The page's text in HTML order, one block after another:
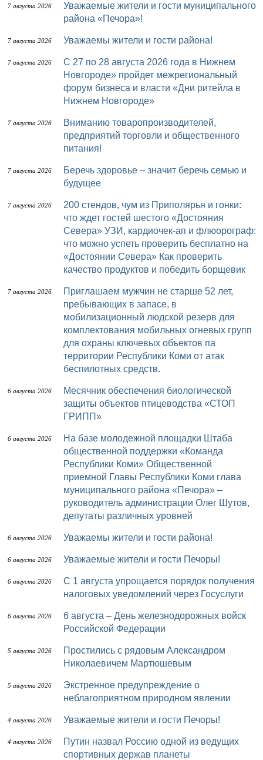
7 августа 2026
Уважаемые жители и гости муниципального
района «Печора»!
7 августа 2026 Уважаемы жители и гости района!
7 августа 2026
с 27 по 28 августа 2026 года в Нижнем
Новгороде» пройдет межрегиональный
форум бизнеса и власти «Дни ритейла в
Нижнем Новгороде»
7 августа 2026
Вниманию товаропроизводителей,
предприятий торговли и общественного
питания!
7 августа 2026
Беречь здоровье – значит беречь семью и
будущее
7 августа 2026
200 стендов, чум из Приполярья и гонки:
что ждет гостей шестого «Достояния
Севера» УЗИ, кардиочек-ап и флюорограф:
что можно успеть проверить бесплатно на
«Достоянии Севера» Как проверить
качество продуктов и победить борщевик
7 августа 2026
Приглашаем мужчин не старше 52 лет,
пребывающих в запасе, в
мобилизационный людской резерв для
комплектования мобильных огневых групп
для охраны ключевых объектов па
территории Республики Коми от атак
беспилотных средств.
6 августа 2026
Месячник обеспечения биологической
защиты объектов птицеводства «СТОП
ГРИПП»
6 августа 2026
На базе молодежной площадки Штаба
общественной поддержки «Команда
Республики Коми» Общественной
приемной Главы Республики Коми глава
муниципального района «Печора» –
руководитель администрации Олег Шутов,
депутаты различных уровней
6 августа 2026 Уважаемы жители и гости района!
6 августа 2026 Уважаемые жители и гости Печоры!
6 августа 2026
С 1 августа упрощается порядок получения
налоговых уведомлений через Госуслуги
6 августа 2026
6 августа – День железнодорожных войск
Российской Федерации
5 августа 2026
Простились с рядовым Александром
Николаевичем Мартюшевым
5 августа 2026
Экстренное предупреждение о
неблагоприятном природном явлении
4 августа 2026 Уважаемые жители и гости Печоры!
4 августа 2026
Путин назвал Россию одной из ведущих
спортивных держав планеты